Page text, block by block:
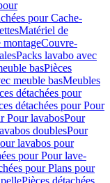
pour Cache-
Matériel de
montageCouvre-
Packs lavabo avec
basPièces
meuble basMeubles
détachées pour
détachées pour Pour
Pour lavabosPour
doublesPour
lavabos pour
pour Pour lave-
pour Plans pour
Pièces détachées